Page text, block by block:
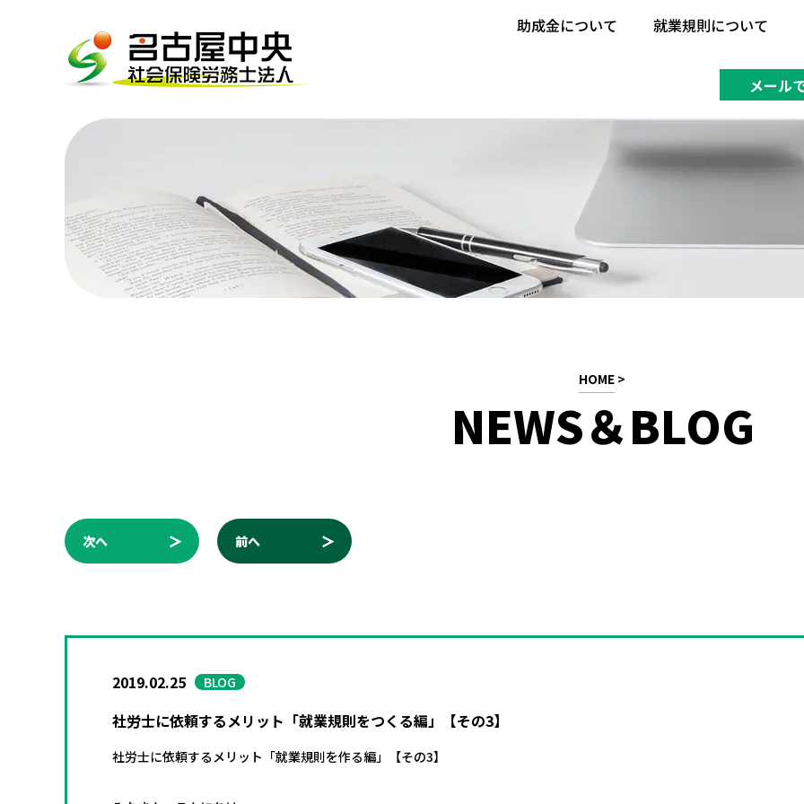
助成金について 就業規則について
メール
HOME>
NEWS＆BLOG
次へ 前へ
2019.02.25 BLOG
社労士に依頼するメリット「就業規則をつくる編」【その3】
社労士に依頼するメリット「就業規則を作る編」【その3】